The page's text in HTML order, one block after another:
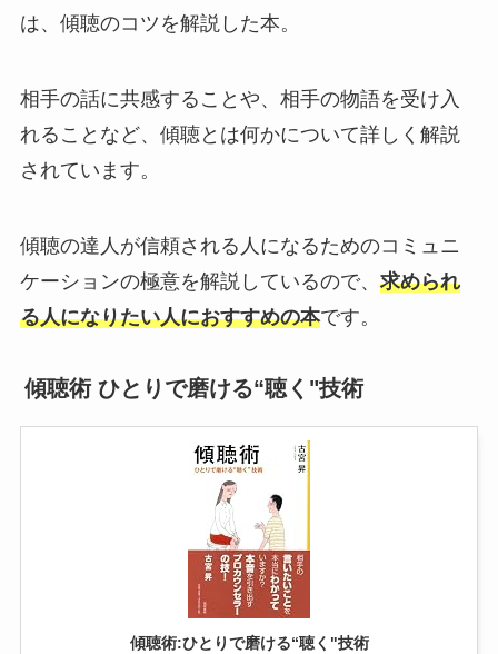
は、傾聴のコツを解説した本。
相手の話に共感することや、相手の物語を受け入
れることなど、傾聴とは何かについて詳しく解説
されています。
傾聴の達人が信頼される人になるためのコミュニ
ケーションの極意を解説しているので、 求められ
る人になりたい人におすすめの本です。
傾聴術 ひとりで磨ける“聴く"技術
傾聴術:ひとりで磨ける“聴く"技術